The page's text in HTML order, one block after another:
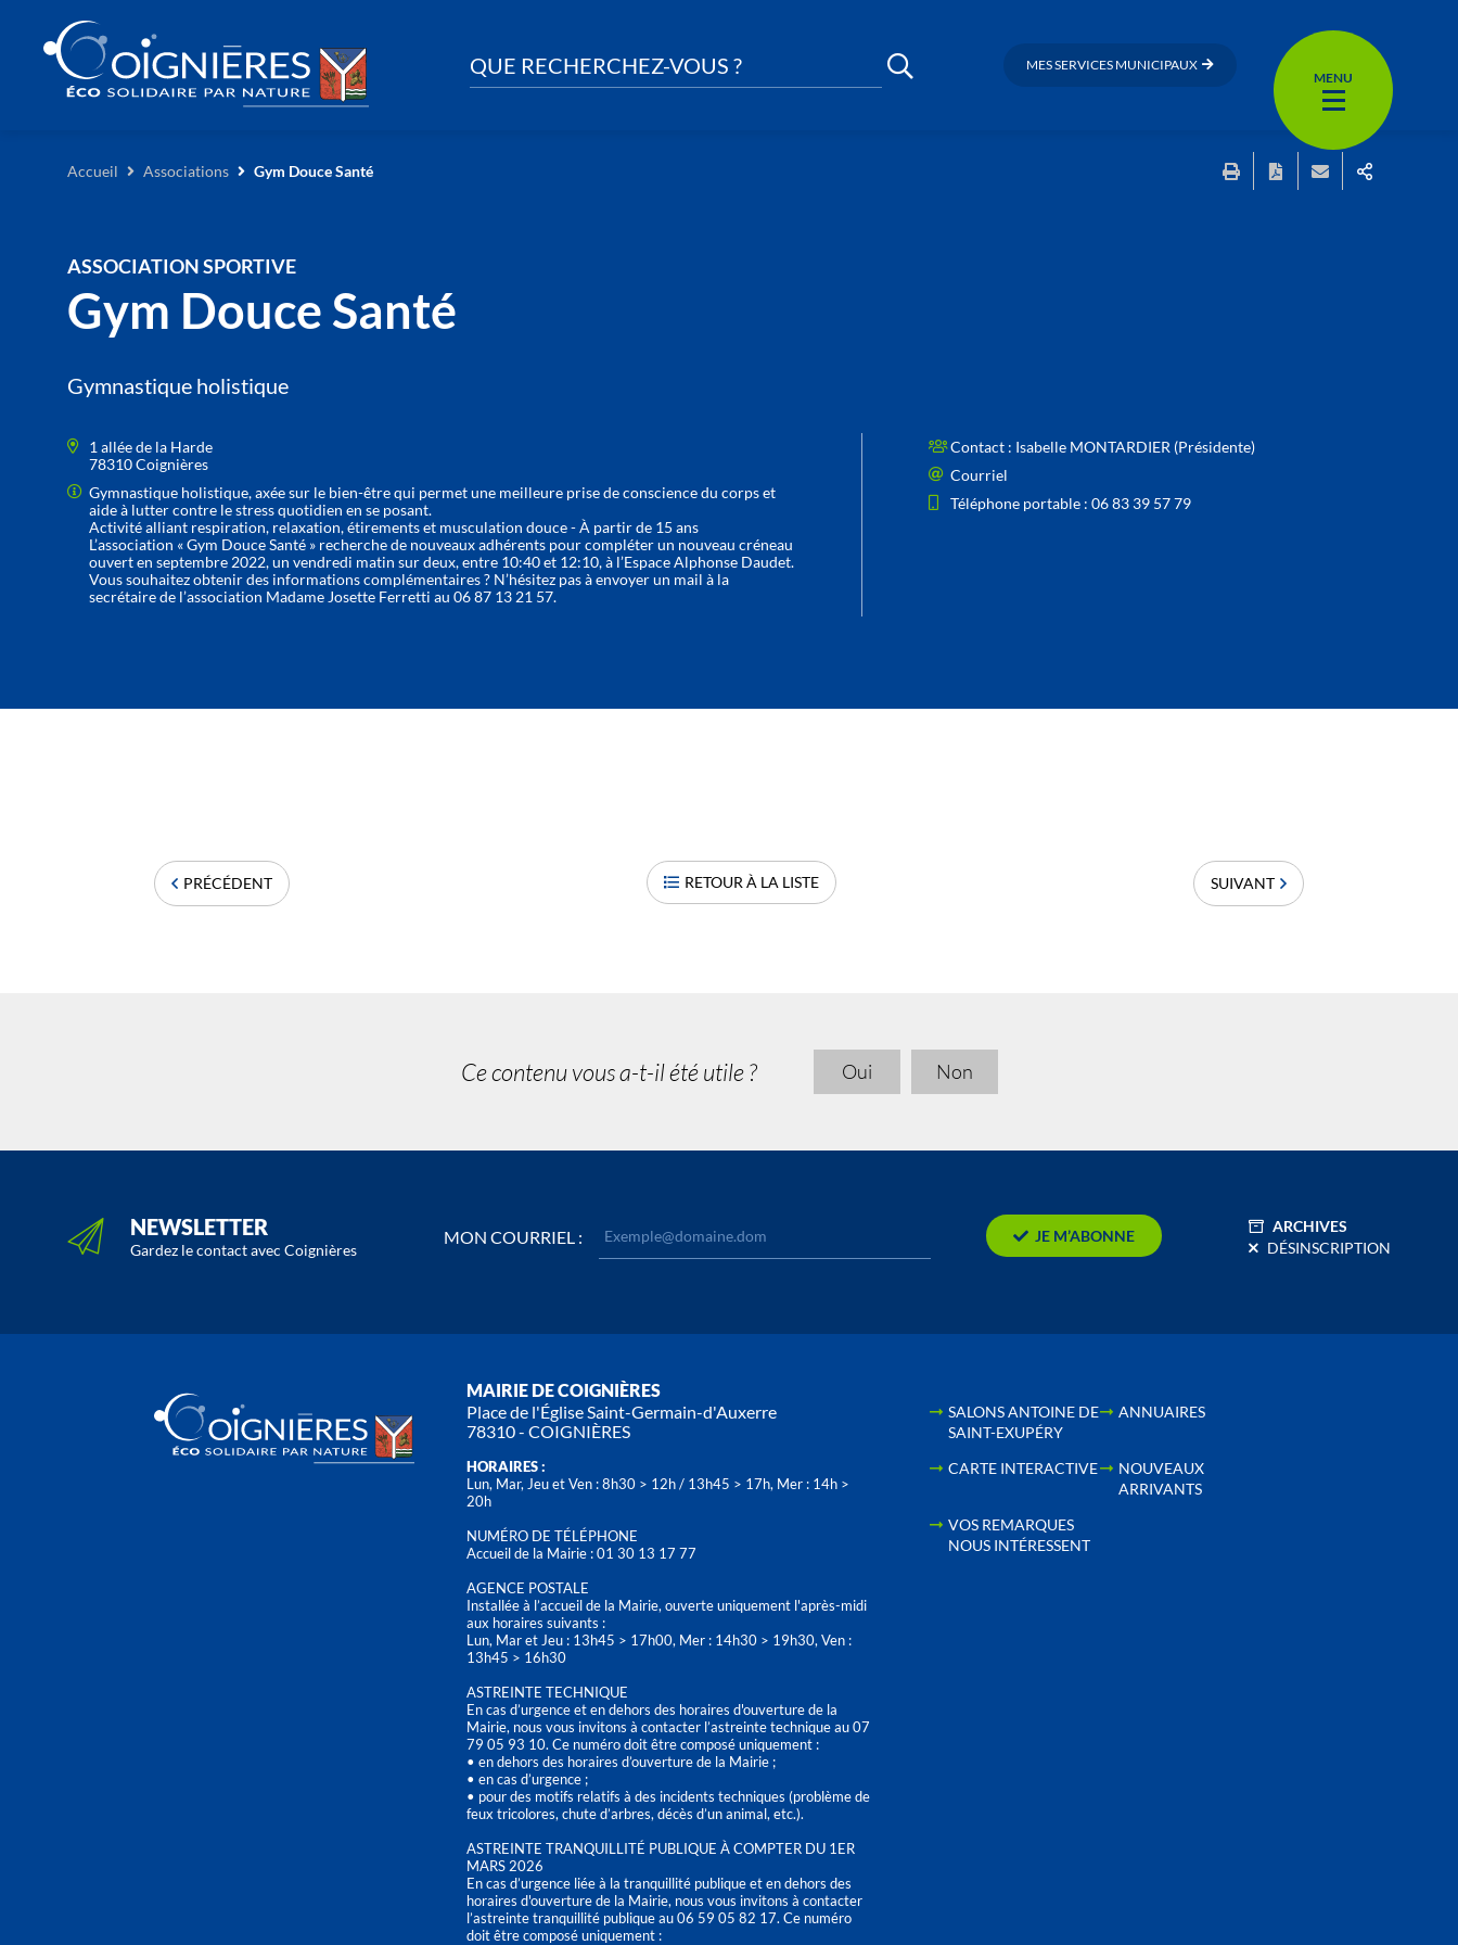
QUE RECHERCHEZ-VOUS ? MES SERVICES MUNICIPAUX
MENU
Accueil Associations Gym Douce Santé
ASSOCIATION SPORTIVE
Gym Douce Santé
Gymnastique holistique
1 allée de la Harde
78310 Coignières
Gymnastique holistique, axée sur le bien-être qui permet une meilleure prise de conscience du corps et
aide à lutter contre le stress quotidien en se posant.
Activité alliant respiration, relaxation, étirements et musculation douce - À partir de 15 ans
L’association « Gym Douce Santé » recherche de nouveaux adhérents pour compléter un nouveau créneau
ouvert en septembre 2022, un vendredi matin sur deux, entre 10:40 et 12:10, à l’Espace Alphonse Daudet.
Vous souhaitez obtenir des informations complémentaires ? N’hésitez pas à envoyer un mail à la
secrétaire de l’association Madame Josette Ferretti au 06 87 13 21 57.
Contact : Isabelle MONTARDIER (Présidente)
Courriel
Téléphone portable : 06 83 39 57 79
PRÉCÉDENT RETOUR À LA LISTE SUIVANT
Ce contenu vous a-t-il été utile ? Oui Non
NEWSLETTER
Gardez le contact avec Coignières
MON COURRIEL : JE M’ABONNE
ARCHIVES
DÉSINSCRIPTION
MAIRIE DE COIGNIÈRES
Place de l'Église Saint-Germain-d'Auxerre
78310 - COIGNIÈRES
HORAIRES :
Lun, Mar, Jeu et Ven : 8h30 > 12h / 13h45 > 17h, Mer : 14h >
20h
NUMÉRO DE TÉLÉPHONE
Accueil de la Mairie : 01 30 13 17 77
AGENCE POSTALE
Installée à l’accueil de la Mairie, ouverte uniquement l'après-midi
aux horaires suivants :
Lun, Mar et Jeu : 13h45 > 17h00, Mer : 14h30 > 19h30, Ven :
13h45 > 16h30
ASTREINTE TECHNIQUE
En cas d’urgence et en dehors des horaires d'ouverture de la
Mairie, nous vous invitons à contacter l’astreinte technique au 07
79 05 93 10. Ce numéro doit être composé uniquement :
• en dehors des horaires d’ouverture de la Mairie ;
• en cas d’urgence ;
• pour des motifs relatifs à des incidents techniques (problème de
feux tricolores, chute d’arbres, décès d’un animal, etc.).
ASTREINTE TRANQUILLITÉ PUBLIQUE À COMPTER DU 1ER
MARS 2026
En cas d’urgence liée à la tranquillité publique et en dehors des
horaires d'ouverture de la Mairie, nous vous invitons à contacter
l’astreinte tranquillité publique au 06 59 05 82 17. Ce numéro
doit être composé uniquement :
SALONS ANTOINE DE
SAINT-EXUPÉRY
ANNUAIRES
CARTE INTERACTIVE
NOUVEAUX
ARRIVANTS
VOS REMARQUES
NOUS INTÉRESSENT